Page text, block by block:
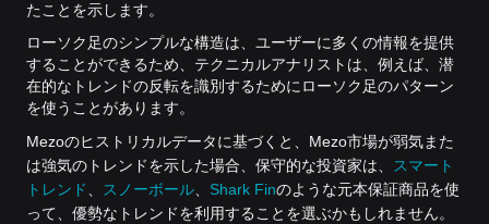
たことを示します。
ローソク足のシンプルな構造は、ユーザーに多くの情報を提供
することができるため、テクニカルアナリストは、例えば、潜
在的なトレンドの反転を識別するためにローソク足のパターン
を使うことがあります。
Mezoのヒストリカルデータに基づくと、Mezo市場が弱気また
は強気のトレンドを示した場合、保守的な投資家は、
スマート
トレンド
スノーボール Shark Finのような元本保証商品を使
って、優勢なトレンドを利用することを選ぶかもしれません。